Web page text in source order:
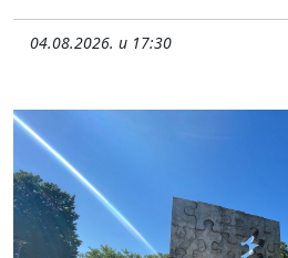
04.08.2026. u 17:30